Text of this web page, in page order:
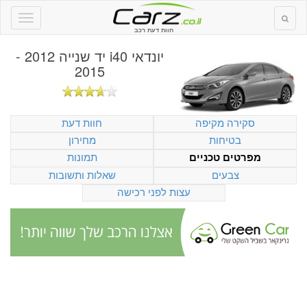
חוות דעת רכב
יונדאי i40 יד שנייה 2012 -
2015
סקירה מקיפה
חוות דעת
בטיחות
מחירון
מפרטים טכניים
תמונות
צבעים
שאלות ותשובות
עצות לפני רכישה